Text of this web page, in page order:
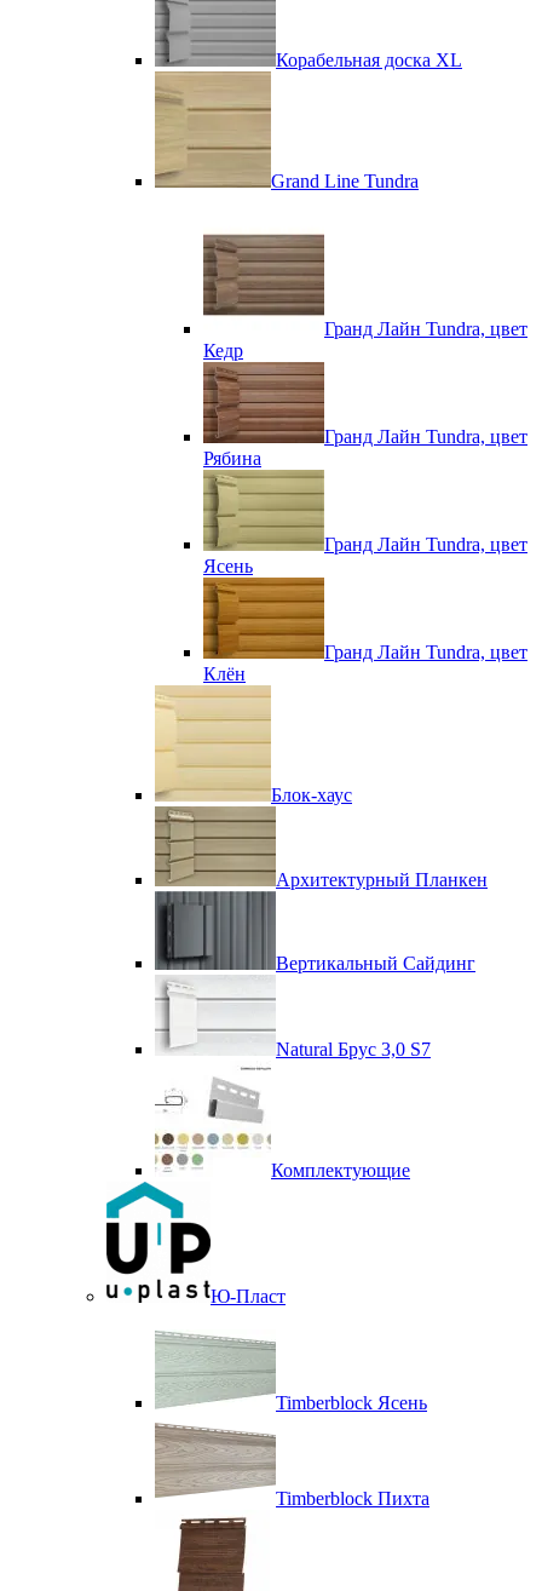
Корабельная доска XL
Grand Line Tundra
Гранд Лайн Tundra, цвет
Кедр
Гранд Лайн Tundra, цвет
Рябина
Гранд Лайн Tundra, цвет
Ясень
Гранд Лайн Tundra, цвет
Клён
Блок-хаус
Архитектурный Планкен
Вертикальный Сайдинг
Natural Брус 3,0 S7
Комплектующие
Ю-Пласт
Timberblock Ясень
Timberblock Пихта